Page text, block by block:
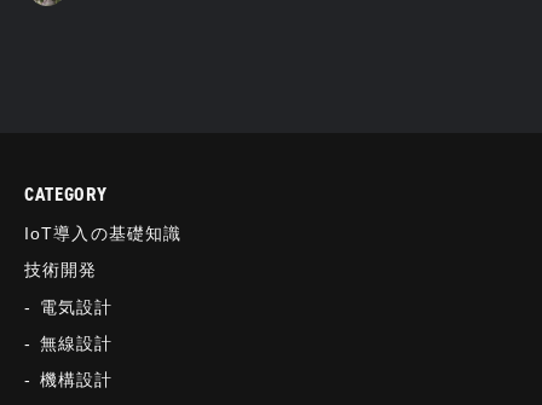
CATEGORY
IoT導入の基礎知識
技術開発
電気設計
無線設計
機構設計